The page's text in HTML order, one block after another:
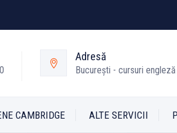
Adresă
București - cursuri
CAMBRIDGE ALTE SERVICII